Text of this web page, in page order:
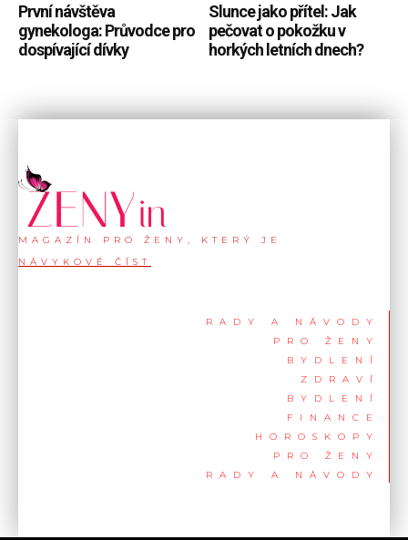
První návštěva
gynekologa: Průvodce pro
dospívající dívky
Slunce jako přítel: Jak
pečovat o pokožku v
horkých letních dnech?
MAGAZÍN PRO ŽENY, KTERÝ JE
NÁVYKOVÉ ČÍST
RADY A NÁVODY
PRO ŽENY
BYDLENÍ
ZDRAVÍ
BYDLENÍ
FINANCE
HOROSKOPY
PRO ŽENY
RADY A NÁVODY